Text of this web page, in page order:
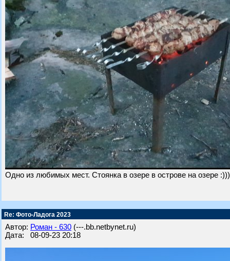
Одно из любимых мест. Стоянка в озере в острове на озере :)))
Re: Фото-Ладога 2023
Автор: Роман - 630 (---.bb.netbynet.ru)
Дата: 08-09-23 20:18